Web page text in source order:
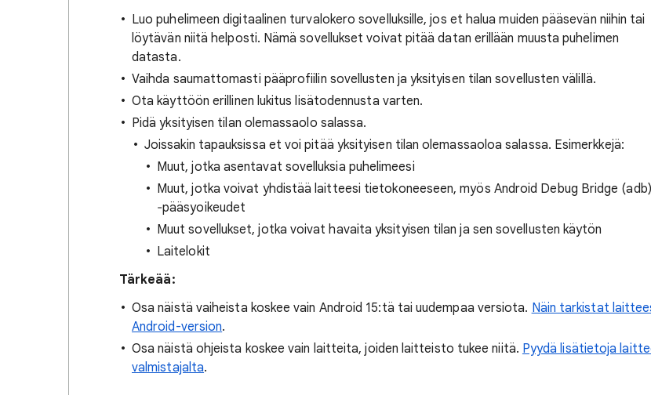
Luo puhelimeen digitaalinen turvalokero sovelluksille, jos et halua muiden pääsevän niihin tai
löytävän niitä helposti. Nämä sovellukset voivat pitää datan erillään muusta puhelimen
datasta.
Vaihda saumattomasti pääprofiilin sovellusten ja yksityisen tilan sovellusten välillä.
Ota käyttöön erillinen lukitus lisätodennusta varten.
Pidä yksityisen tilan olemassaolo salassa.
Joissakin tapauksissa et voi pitää yksityisen tilan olemassaoloa salassa. Esimerkkejä:
Muut, jotka asentavat sovelluksia puhelimeesi
Muut, jotka voivat yhdistää laitteesi tietokoneeseen, myös Android Debug Bridge (adb)
‐pääsyoikeudet
Muut sovellukset, jotka voivat havaita yksityisen tilan ja sen sovellusten käytön
Laitelokit
Tärkeää:
Osa näistä vaiheista koskee vain Android 15:tä tai uudempaa versiota. Näin tarkistat
Android-version.
Osa näistä ohjeista koskee vain laitteita, joiden laitteisto tukee niitä. Pyydä lisätietoja
valmistajalta.